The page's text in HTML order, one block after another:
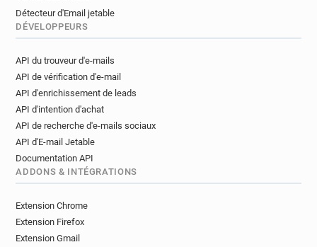
Détecteur d'Email jetable
DÉVELOPPEURS
API du trouveur d'e-mails
API de vérification d'e-mail
API d'enrichissement de leads
API d'intention d'achat
API de recherche d'e-mails sociaux
API d'E-mail Jetable
Documentation API
ADDONS & INTÉGRATIONS
Extension Chrome
Extension Firefox
Extension Gmail